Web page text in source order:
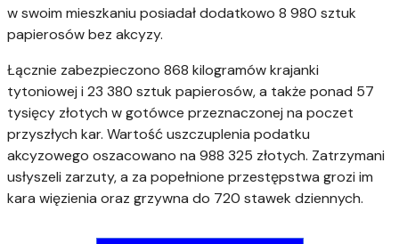
w swoim mieszkaniu posiadał dodatkowo 8 980 sztuk
papierosów bez akcyzy.
Łącznie zabezpieczono 868 kilogramów krajanki
tytoniowej i 23 380 sztuk papierosów, a także ponad 57
tysięcy złotych w gotówce przeznaczonej na poczet
przyszłych kar. Wartość uszczuplenia podatku
akcyzowego oszacowano na 988 325 złotych. Zatrzymani
usłyszeli zarzuty, a za popełnione przestępstwa grozi im
kara więzienia oraz grzywna do 720 stawek dziennych.